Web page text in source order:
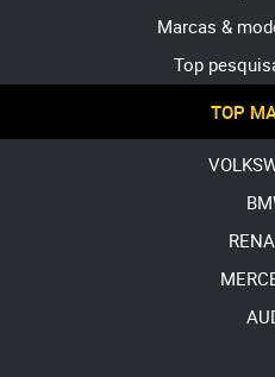
Marcas &
Top
TOP